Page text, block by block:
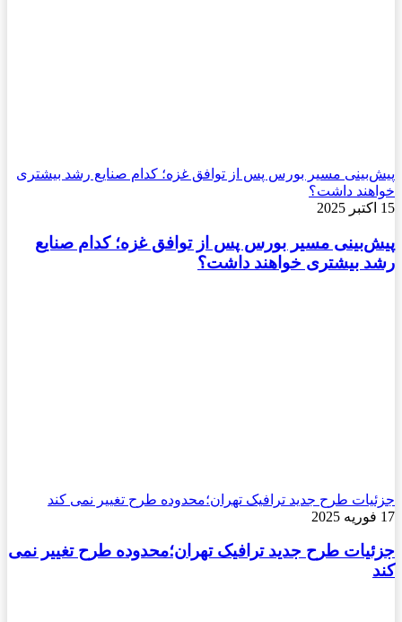
پیش‌بینی مسیر بورس پس از توافق غزه؛ کدام صنایع رشد بیشتری
خواهند داشت؟
15 اکتبر 2025
پیش‌بینی مسیر بورس پس از توافق غزه؛ کدام صنایع
رشد بیشتری خواهند داشت؟
جزئیات طرح جدید ترافیک تهران؛محدوده طرح تغییر نمی کند
17 فوریه 2025
جزئیات طرح جدید ترافیک تهران؛محدوده طرح تغییر نمی
کند